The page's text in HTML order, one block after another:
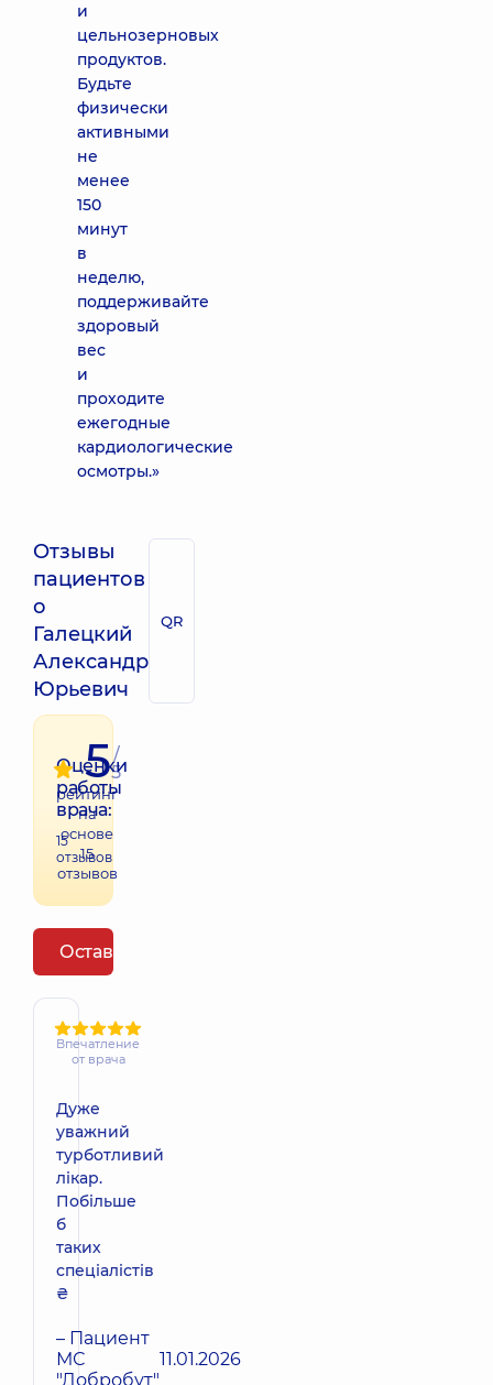
и
цельнозерновых
продуктов.
Будьте
физически
активными
не
менее
150
минут
в
неделю,
поддерживайте
здоровый
вес
и
проходите
ежегодные
кардиологические
осмотры.»
Отзывы
пациентов
о
Галецкий
Александр
Юрьевич
QR
Оценки
работы
врача:
15
отзывов
5/
5
рейтинг
на
основе
15
отзывов
Оставить отзыв
Впечатление
от врача
Дуже
уважний
турботливий
лікар.
Побільше
б
таких
спеціалістів
₴
– Пациент
МС
"Добробут"
11.01.2026